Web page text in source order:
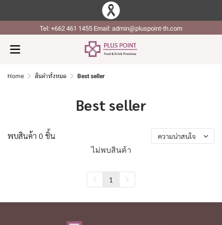
Tel: +662 461 1455 Email: admin@pluspoint-th.com
Home สินค้าทั้งหมด Best seller
Best seller
พบสินค้า 0 ชิ้น ความน่าสนใจ
ไม่พบสินค้า
1